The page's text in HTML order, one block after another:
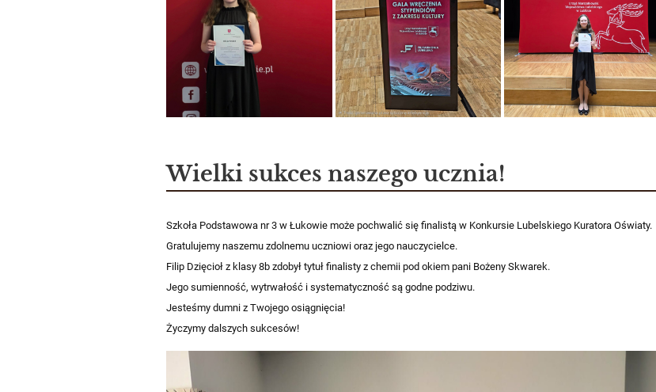
Wielki sukces naszego ucznia!
Szkoła Podstawowa nr 3 w Łukowie może pochwalić się finalistą w Konkursie Lubelskiego Kuratora Oświaty.
Gratulujemy naszemu zdolnemu uczniowi oraz jego nauczycielce.
Filip Dzięcioł z klasy 8b zdobył tytuł finalisty z chemii pod okiem pani Bożeny Skwarek.
Jego sumienność, wytrwałość i systematyczność są godne podziwu.
Jesteśmy dumni z Twojego osiągnięcia!
Życzymy dalszych sukcesów!